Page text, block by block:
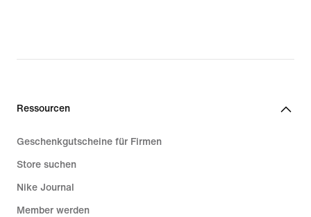
Ressourcen
Geschenkgutscheine für Firmen
Store suchen
Nike Journal
Member werden